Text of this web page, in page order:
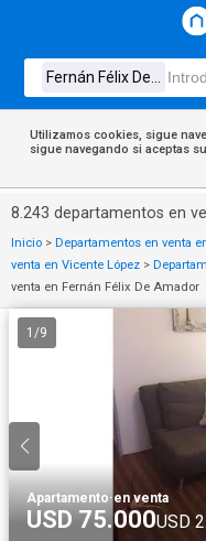
Utilizamos cookies, sigue
sigue navegando si aceptas
8.243 departamentos en
Inicio > Departamentos en venta
venta en Vicente López >
venta en Fernán Félix De Amador
1 /9
Apartamento·en venta
USD 75.000USD